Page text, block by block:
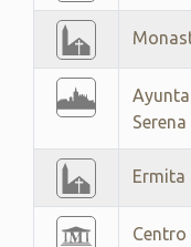
Serena
Ermita